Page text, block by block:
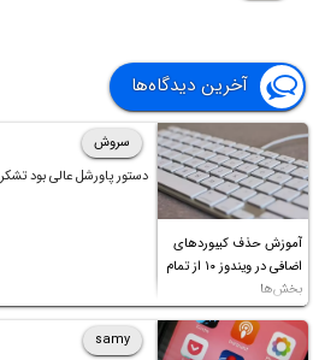
آخرین دیدگاه‌ها
آموزش حذف کیبوردهای
اضافی در ویندوز ۱۰ از تمام
بخش‌ها
سروش
دستور پاورشل عالی بود تشکر
samy